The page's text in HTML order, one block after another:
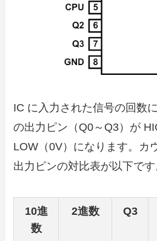
IC に入力された信号の回数
の出力ピン（Q0～Q3）が
LOW（0V）になります。カ
出力ピンの対比表が以下です
10進
数
2進数 Q3